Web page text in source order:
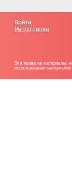
Войти
Регистрация
Все права на материалы,
использовании